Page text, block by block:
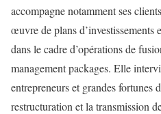
accompagne notamment ses
œuvre de plans d’investissements
dans le cadre d’opérations de
management packages. Elle
entrepreneurs et grandes fortunes
restructuration et la transmission